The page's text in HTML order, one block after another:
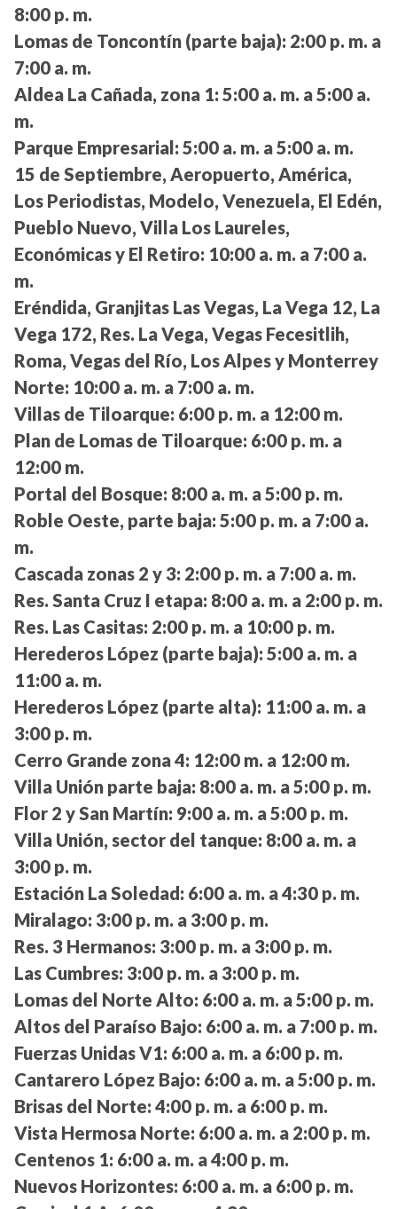
8:00 p. m.
Lomas de Toncontín (parte baja): 2:00 p. m. a
7:00 a. m.
Aldea La Cañada, zona 1: 5:00 a. m. a 5:00 a.
m.
Parque Empresarial: 5:00 a. m. a 5:00 a. m.
15 de Septiembre, Aeropuerto, América,
Los Periodistas, Modelo, Venezuela, El Edén,
Pueblo Nuevo, Villa Los Laureles,
Económicas y El Retiro: 10:00 a. m. a 7:00 a.
m.
Eréndida, Granjitas Las Vegas, La Vega 12, La
Vega 172, Res. La Vega, Vegas Fecesitlih,
Roma, Vegas del Río, Los Alpes y Monterrey
Norte: 10:00 a. m. a 7:00 a. m.
Villas de Tiloarque: 6:00 p. m. a 12:00 m.
Plan de Lomas de Tiloarque: 6:00 p. m. a
12:00 m.
Portal del Bosque: 8:00 a. m. a 5:00 p. m.
Roble Oeste, parte baja: 5:00 p. m. a 7:00 a.
m.
Cascada zonas 2 y 3: 2:00 p. m. a 7:00 a. m.
Res. Santa Cruz I etapa: 8:00 a. m. a 2:00 p. m.
Res. Las Casitas: 2:00 p. m. a 10:00 p. m.
Herederos López (parte baja): 5:00 a. m. a
11:00 a. m.
Herederos López (parte alta): 11:00 a. m. a
3:00 p. m.
Cerro Grande zona 4: 12:00 m. a 12:00 m.
Villa Unión parte baja: 8:00 a. m. a 5:00 p. m.
Flor 2 y San Martín: 9:00 a. m. a 5:00 p. m.
Villa Unión, sector del tanque: 8:00 a. m. a
3:00 p. m.
Estación La Soledad: 6:00 a. m. a 4:30 p. m.
Miralago: 3:00 p. m. a 3:00 p. m.
Res. 3 Hermanos: 3:00 p. m. a 3:00 p. m.
Las Cumbres: 3:00 p. m. a 3:00 p. m.
Lomas del Norte Alto: 6:00 a. m. a 5:00 p. m.
Altos del Paraíso Bajo: 6:00 a. m. a 7:00 p. m.
Fuerzas Unidas V1: 6:00 a. m. a 6:00 p. m.
Cantarero López Bajo: 6:00 a. m. a 5:00 p. m.
Brisas del Norte: 4:00 p. m. a 6:00 p. m.
Vista Hermosa Norte: 6:00 a. m. a 2:00 p. m.
Centenos 1: 6:00 a. m. a 4:00 p. m.
Nuevos Horizontes: 6:00 a. m. a 6:00 p. m.